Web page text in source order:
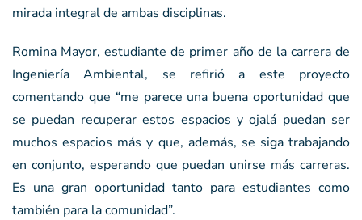
mirada integral de ambas disciplinas.
Romina Mayor, estudiante de primer año de la carrera de
Ingeniería Ambiental, se refirió a este proyecto
comentando que “me parece una buena oportunidad que
se puedan recuperar estos espacios y ojalá puedan ser
muchos espacios más y que, además, se siga trabajando
en conjunto, esperando que puedan unirse más carreras.
Es una gran oportunidad tanto para estudiantes como
también para la comunidad”.